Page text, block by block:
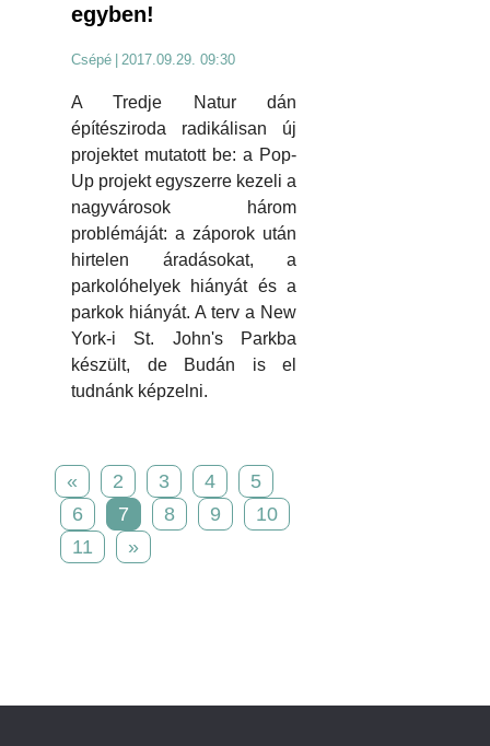
egyben!
Csépé | 2017.09.29. 09:30
A Tredje Natur dán
építésziroda radikálisan új
projektet mutatott be: a Pop-
Up projekt egyszerre kezeli a
nagyvárosok három
problémáját: a záporok után
hirtelen áradásokat, a
parkolóhelyek hiányát és a
parkok hiányát. A terv a New
York-i St. John's Parkba
készült, de Budán is el
tudnánk képzelni.
« 2 3 4
5
6
7 8 9
10
11
»